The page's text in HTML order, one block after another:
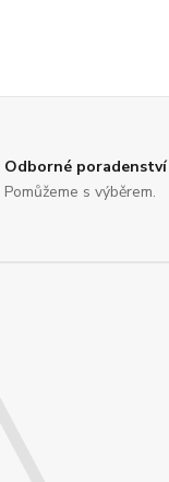
Odborné poradenství
Pomůžeme s výběrem.